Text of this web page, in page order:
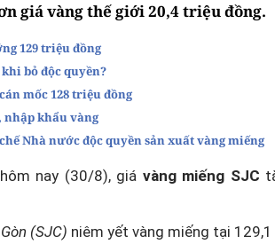
giá vàng thế giới 20,4 triệu đồng.
129 triệu đồng
bỏ độc quyền?
mốc 128 triệu đồng
khẩu vàng
Nhà nước độc quyền sản xuất vàng miếng
nay (30/8), giá vàng miếng SJC
(SJC) niêm yết vàng miếng tại